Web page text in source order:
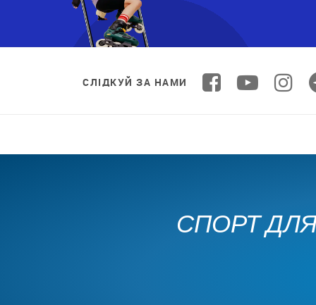
СЛІДКУЙ ЗА НАМИ
СПОРТ